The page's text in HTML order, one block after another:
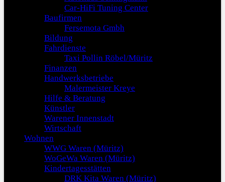
Car-HiFi Tuning Center
Baufirmen
Fersemota Gmbh
Bildung
Fahrdienste
Taxi Pollin Röbel/Müritz
Finanzen
Handwerksbetriebe
Malermeister Kreye
Hilfe & Beratung
Künstler
Warener Innenstadt
Wirtschaft
Wohnen
WWG Waren (Müritz)
WoGeWa Waren (Müritz)
Kindertagesstätten
DRK Kita Waren (Müritz)